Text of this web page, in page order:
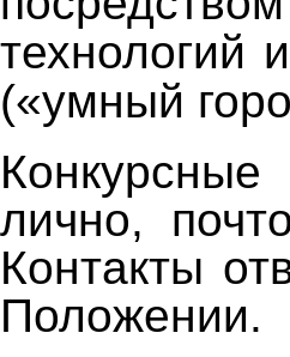
технологий
(«умный
лично,
Контакты
Положении.